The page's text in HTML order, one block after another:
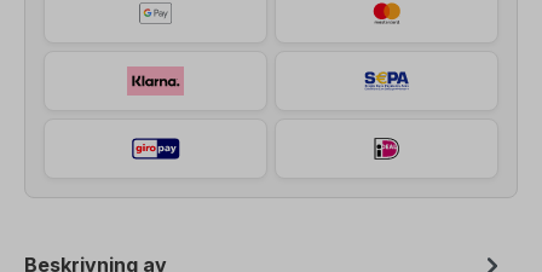
Beskrivning av